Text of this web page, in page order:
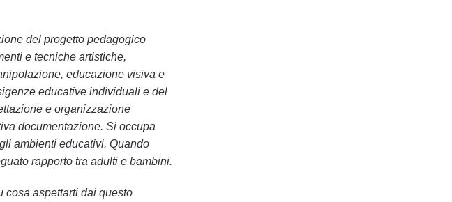
del progetto pedagogico
e tecniche artistiche,
educazione visiva e
educative individuali e del
e organizzazione
documentazione. Si occupa
ambienti educativi. Quando
rapporto tra adulti e bambini.
cosa aspettarti dai questo